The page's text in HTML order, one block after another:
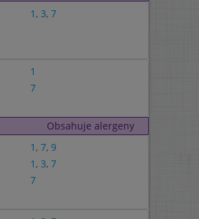
1 , 3, 7
1
7
Obsahuje alergeny
1 , 7, 9
1 , 3, 7
7